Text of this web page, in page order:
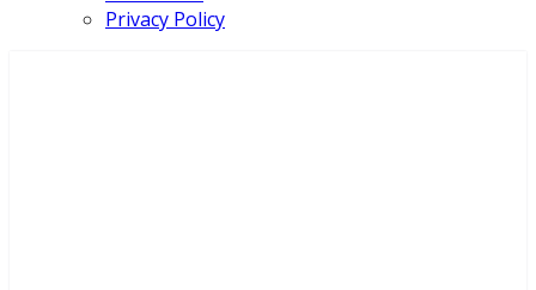
Privacy Policy